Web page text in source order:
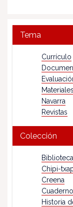
Tema
Currículo
Navarra
Revistas
Colección
Chipi-
Creena
Historia